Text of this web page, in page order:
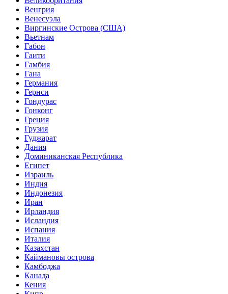
Венгрия
Венесуэла
Виргинские Острова (США)
Вьетнам
Габон
Гаити
Гамбия
Гана
Германия
Гернси
Гондурас
Гонконг
Греция
Грузия
Гуджарат
Дания
Доминиканская Республика
Египет
Израиль
Индия
Индонезия
Иран
Ирландия
Исландия
Испания
Италия
Казахстан
Каймановы острова
Камбоджа
Канада
Кения